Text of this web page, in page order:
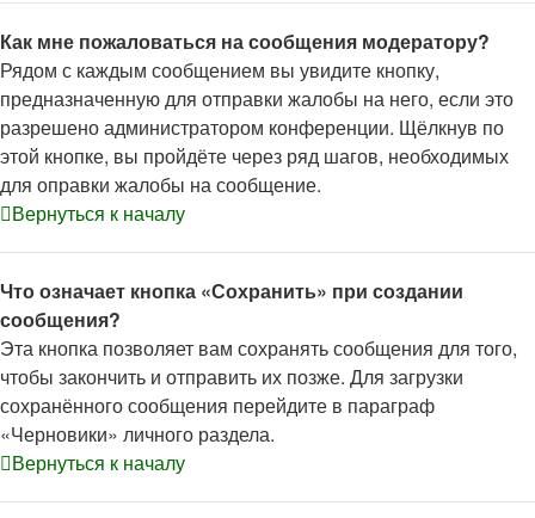
Как мне пожаловаться на сообщения модератору?
Рядом с каждым сообщением вы увидите кнопку,
предназначенную для отправки жалобы на него, если это
разрешено администратором конференции. Щёлкнув по
этой кнопке, вы пройдёте через ряд шагов, необходимых
для оправки жалобы на сообщение.
Вернуться к началу
Что означает кнопка «Сохранить» при создании
сообщения?
Эта кнопка позволяет вам сохранять сообщения для того,
чтобы закончить и отправить их позже. Для загрузки
сохранённого сообщения перейдите в параграф
«Черновики» личного раздела.
Вернуться к началу